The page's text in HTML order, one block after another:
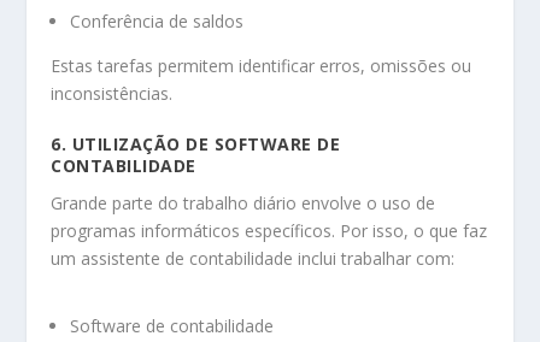
Conferência de saldos
Estas tarefas permitem identificar erros, omissões ou
inconsistências.
6. UTILIZAÇÃO DE SOFTWARE DE
CONTABILIDADE
Grande parte do trabalho diário envolve o uso de
programas informáticos específicos. Por isso, o que faz
um assistente de contabilidade inclui trabalhar com:
Software de contabilidade